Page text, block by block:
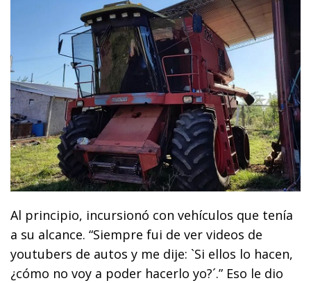
Al principio, incursionó con vehículos que tenía
a su alcance. “Siempre fui de ver videos de
youtubers de autos y me dije: `Si ellos lo hacen,
¿cómo no voy a poder hacerlo yo?´.” Eso le dio